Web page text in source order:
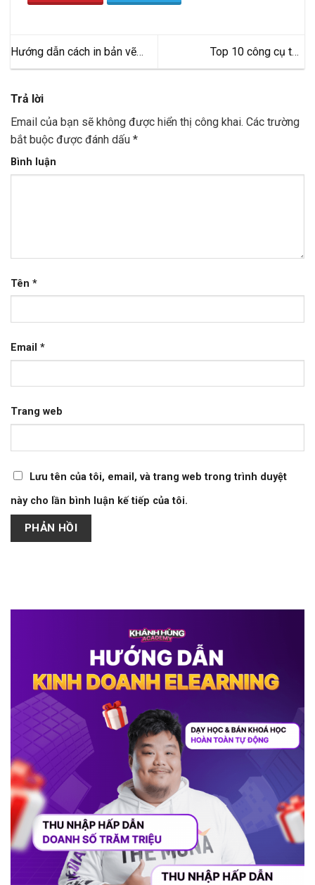
Hướng dẫn cách in bản vẽ
CAD đúng kỹ thuật đơn giản
Top 10 công cụ tạo
infographic miễn phí tốt nhất
Trả lời
Email của bạn sẽ không được hiển thị công khai. Các trường
bắt buộc được đánh dấu *
Bình luận
Tên *
Email *
Trang web
Lưu tên của tôi, email, và trang web trong trình duyệt
này cho lần bình luận kế tiếp của tôi.